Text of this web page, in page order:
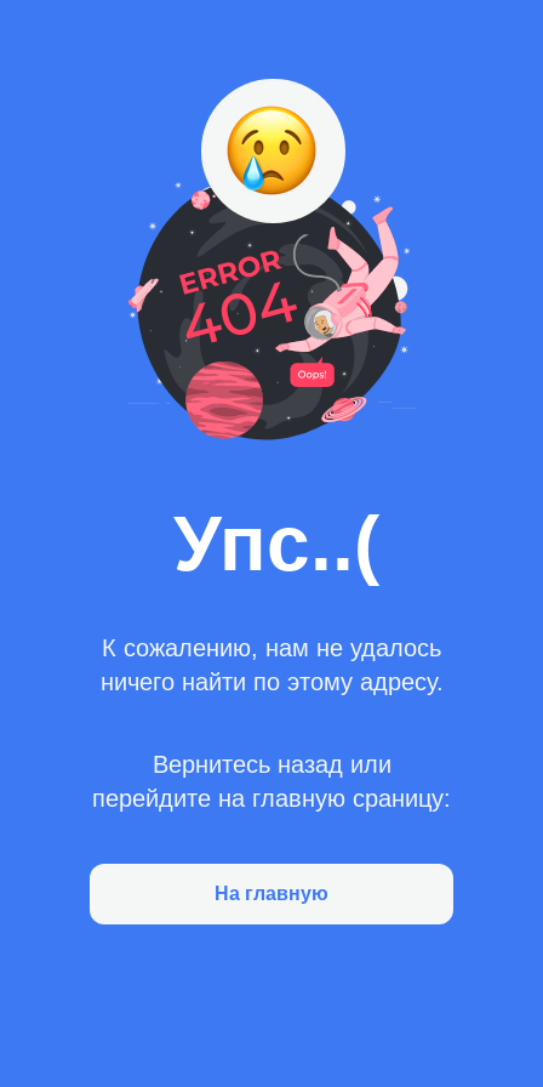
Упс..(
К сожалению, нам не удалось
ничего найти по этому адресу.
Вернитесь назад или
перейдите на главную сраницу:
На главную